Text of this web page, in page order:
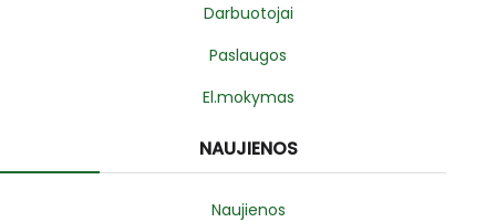
Darbuotojai
Paslaugos
El.mokymas
NAUJIENOS
Naujienos